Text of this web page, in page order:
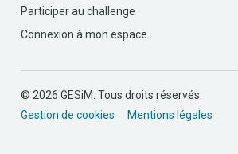
Participer au challenge
Connexion à mon espace
© 2026 GESiM. Tous droits réservés.
Gestion de cookies
Mentions légales